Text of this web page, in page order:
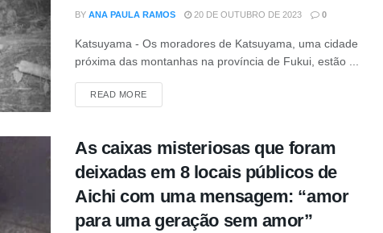
BY ANA PAULA RAMOS 20 DE OUTUBRO DE 2023 0
Katsuyama - Os moradores de Katsuyama, uma cidade
próxima das montanhas na província de Fukui, estão ...
READ MOREDETAILS
As caixas misteriosas que foram
deixadas em 8 locais públicos de
Aichi com uma mensagem: “amor
para uma geração sem amor”